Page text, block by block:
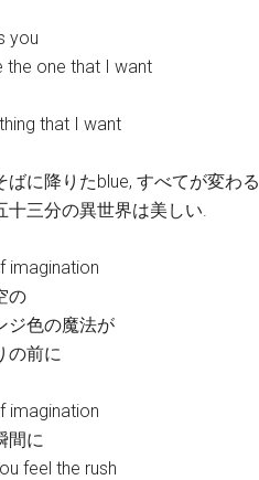
you
the one that I want
that I want
ばに降りたblue, すべてが変わる
十三分の異世界は美しい.
imagination
の
ジ色の魔法が
の前に
imagination
間に
feel the rush